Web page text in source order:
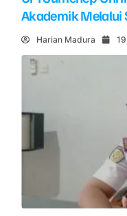
Akademik Melalui
Harian Madura